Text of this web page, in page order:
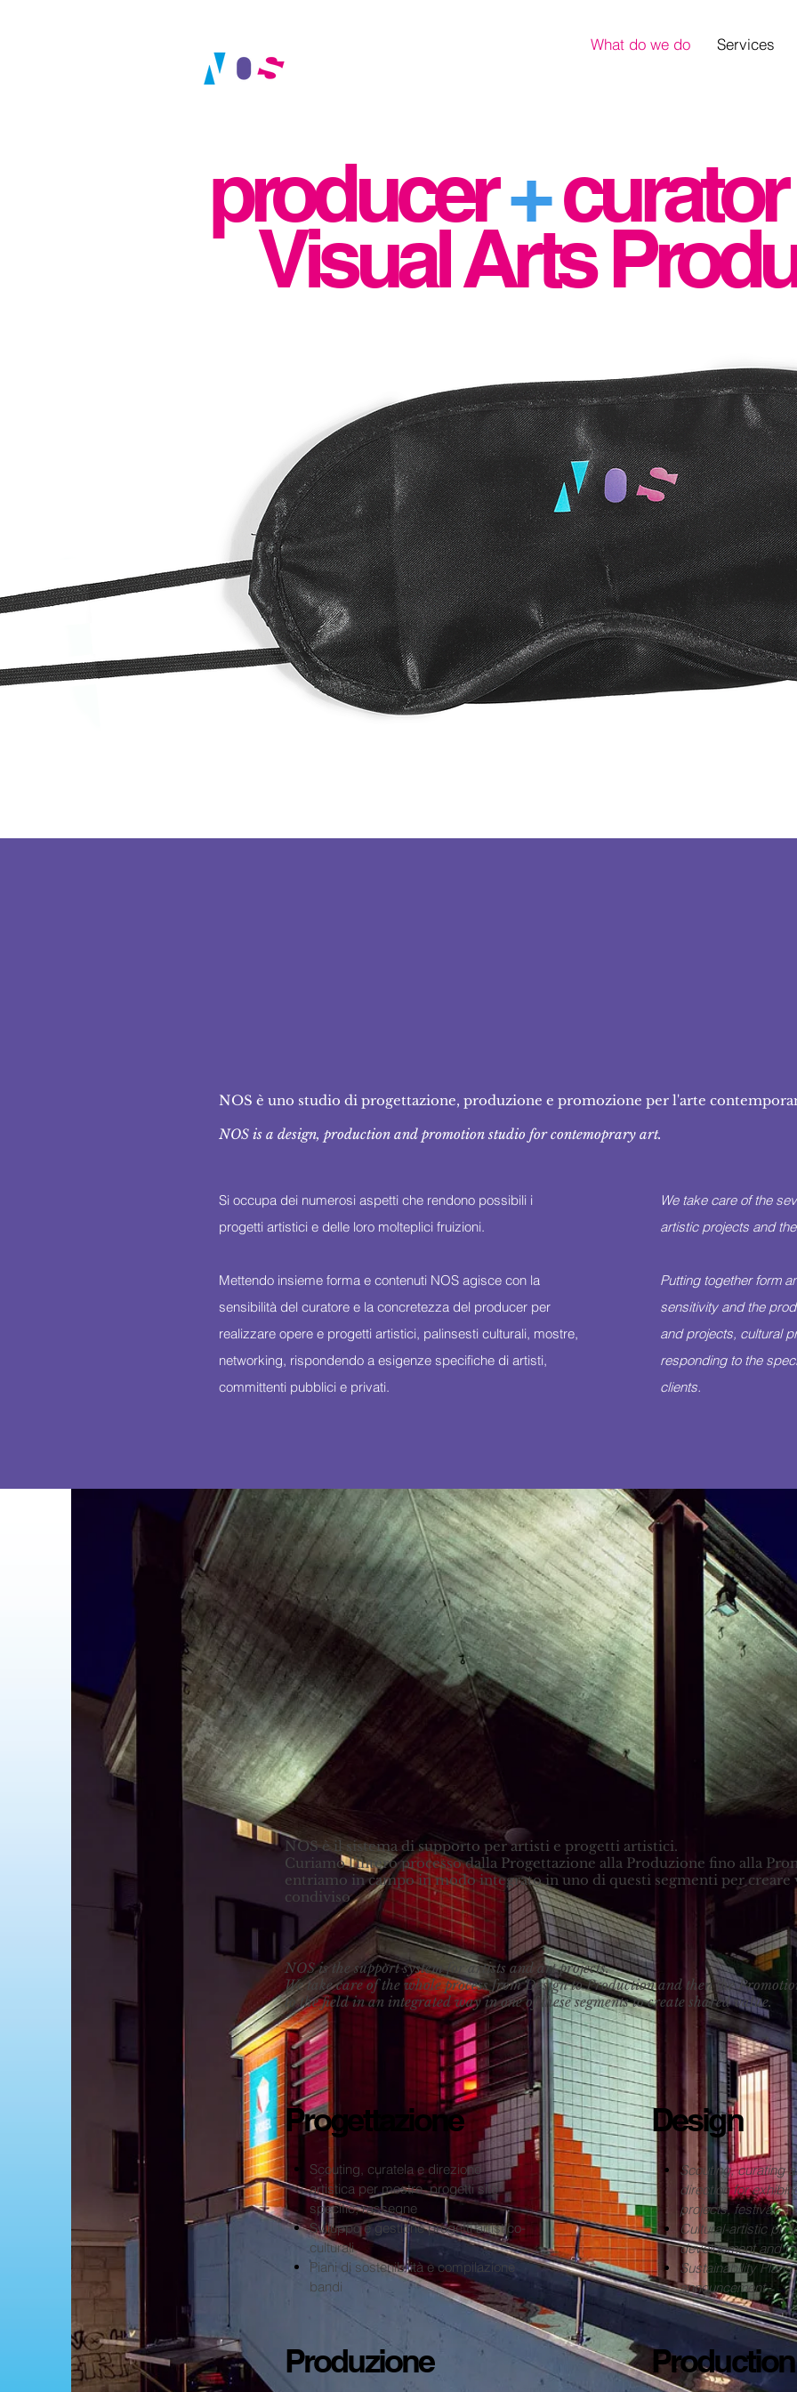
What do we do Services
producer+curator
Visual Arts
Servizi
Services
NOS è il sistema di supporto per artisti e progetti artistici.
Curiamo l'intero processo dalla Progettazione alla Produzione fino alla
entriamo in campo in modo integrato in uno di questi segmenti per creare
condiviso
NOS is the support system for artists and art projects.
We take care of the whole process from Design to Production and then the
to the field in an integrated way in one of these segments to create shared value.
Progettazione
Scouting, curatela e direzione
artistica per mostre, progetti site
specific, rassegne
Sviluppo e gestione progetti artistico-
culturali
Piani di sostenibilità e compilazione
bandi
Produzione
Design
Scouting, curating
direction for
projects, festival
Cultural-artistic
development and
Sustainability Plans
announcement
Production
NOS è uno studio di progettazione, produzione e promozione per l'arte
NOS is a design, production and promotion studio for contemoprary art.
Si occupa dei numerosi aspetti che rendono possibili i
progetti artistici e delle loro molteplici fruizioni.
Mettendo insieme forma e contenuti NOS agisce con la
sensibilità del curatore e la concretezza del producer per
realizzare opere e progetti artistici, palinsesti culturali, mostre,
networking, rispondendo a esigenze specifiche di artisti,
committenti pubblici e privati.
We take care of the
artistic projects and
Putting together form
sensitivity and the
and projects, cultural
responding to the
clients.